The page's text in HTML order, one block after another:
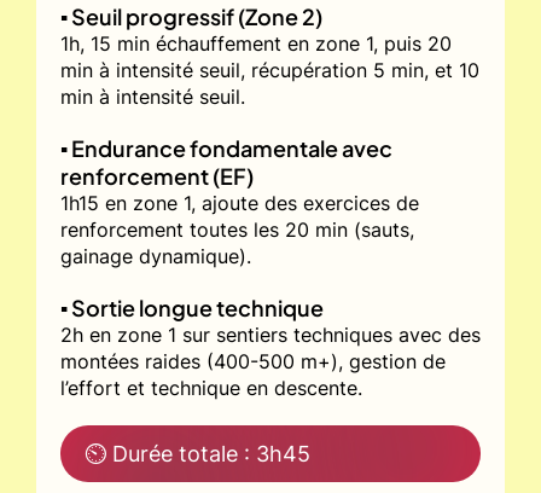
▪️ Seuil progressif (Zone 2)
1h, 15 min échauffement en zone 1, puis 20
min à intensité seuil, récupération 5 min, et 10
min à intensité seuil.
▪️ Endurance fondamentale avec
renforcement (EF)
1h15 en zone 1, ajoute des exercices de
renforcement toutes les 20 min (sauts,
gainage dynamique).
▪️ Sortie longue technique
2h en zone 1 sur sentiers techniques avec des
montées raides (400-500 m+), gestion de
l’effort et technique en descente.
⏲ Durée totale : 3h45